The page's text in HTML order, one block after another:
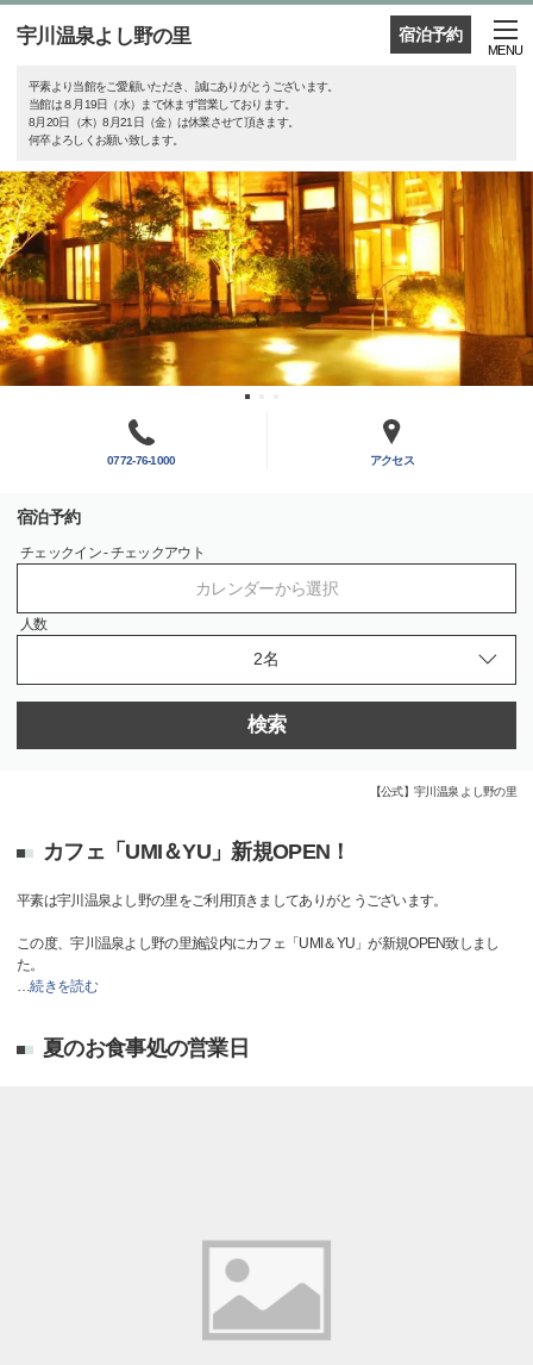
宿泊予約
宇川温泉よし野の里
MENU
平素より当館をご愛顧いただき、誠にありがとうございます。
当館は８月19日（水）まで休まず営業しております。
8月20日（木）8月21日（金）は休業させて頂きます。
何卒よろしくお願い致します。
0772-76-1000 アクセス
宿泊予約
チェックイン - チェックアウト
カレンダーから選択
人数
検索
【公式】宇川温泉 よし野の里
カフェ「UMI＆YU」新規OPEN！
平素は宇川温泉よし野の里をご利用頂きましてありがとうございます。
この度、宇川温泉よし野の里施設内にカフェ「UMI＆YU」が新規OPEN致しまし
た。
…続きを読む
夏のお食事処の営業日